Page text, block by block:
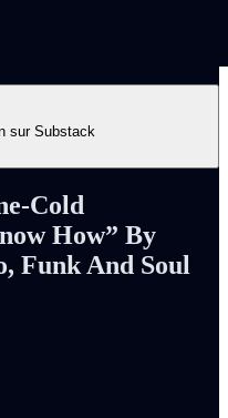
sur Substack
How” By
Funk And Soul